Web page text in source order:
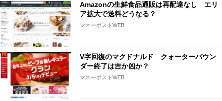
Amazonの生鮮食品通販は再配達なし エリ
ア拡大で送料どうなる？
マネーポストWEB
V字回復のマクドナルド クォーターパウン
ダー終了は吉か凶か？
マネーポストWEB